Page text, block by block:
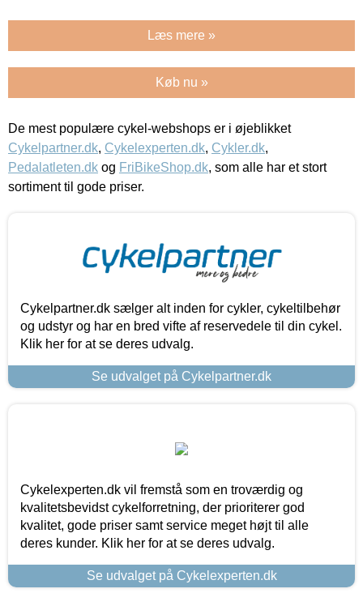
Læs mere »
Køb nu »
De mest populære cykel-webshops er i øjeblikket
Cykelpartner.dk, Cykelexperten.dk, Cykler.dk,
Pedalatleten.dk og FriBikeShop.dk, som alle har et stort
sortiment til gode priser.
Cykelpartner.dk sælger alt inden for cykler, cykeltilbehør
og udstyr og har en bred vifte af reservedele til din cykel.
Klik her for at se deres udvalg.
Se udvalget på Cykelpartner.dk
Cykelexperten.dk vil fremstå som en troværdig og
kvalitetsbevidst cykelforretning, der prioriterer god
kvalitet, gode priser samt service meget højt til alle
deres kunder. Klik her for at se deres udvalg.
Se udvalget på Cykelexperten.dk